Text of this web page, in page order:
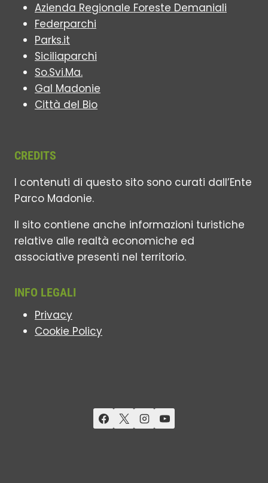
Azienda Regionale Foreste Demaniali
Federparchi
Parks.it
Siciliaparchi
So.Svi.Ma.
Gal Madonie
Città del Bio
CREDITS
I contenuti di questo sito sono curati dall’Ente
Parco Madonie.
Il sito contiene anche informazioni turistiche
relative alle realtà economiche ed
associative presenti nel territorio.
INFO LEGALI
Privacy
Cookie Policy